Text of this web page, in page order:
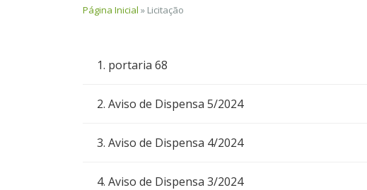
Página Inicial » Licitação
1. portaria 68
2. Aviso de Dispensa 5/2024
3. Aviso de Dispensa 4/2024
4. Aviso de Dispensa 3/2024